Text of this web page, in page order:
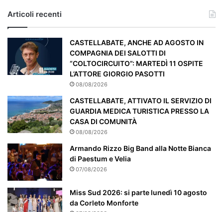
e
p
i
o
l
a
r
m
e
n
t
e
a
t
t
Articoli recenti
CASTELLABATE, ANCHE AD AGOSTO IN
COMPAGNIA DEI SALOTTI DI
“COLTOCIRCUITO”: MARTEDÌ 11 OSPITE
L’ATTORE GIORGIO PASOTTI
08/08/2026
CASTELLABATE, ATTIVATO IL SERVIZIO DI
GUARDIA MEDICA TURISTICA PRESSO LA
CASA DI COMUNITÀ
08/08/2026
Armando Rizzo Big Band alla Notte Bianca
di Paestum e Velia
07/08/2026
Miss Sud 2026: si parte lunedì 10 agosto
da Corleto Monforte